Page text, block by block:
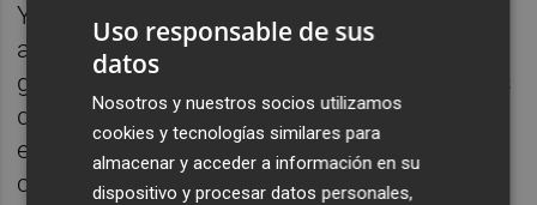
Yamamoto, fichada en la 2016-17. En la
actualidad cuenta en sus filas con Jana Xin,
guardameta nacida en China que, aunque es
de origen asiático, cuenta con nacionalidad
española y ha sido internacional con las
categorías inferiores con la selección.
Uso responsable de sus
datos
Nosotros y nuestros socios utilizamos
cookies y tecnologías similares para
almacenar y acceder a información en su
dispositivo y procesar datos personales,